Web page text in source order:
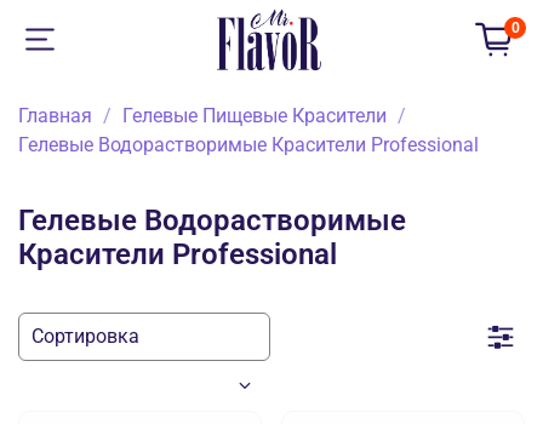
0
Главная
Гелевые Пищевые Красители
Гелевые Водорастворимые Красители Professional
Гелевые Водорастворимые
Красители Professional